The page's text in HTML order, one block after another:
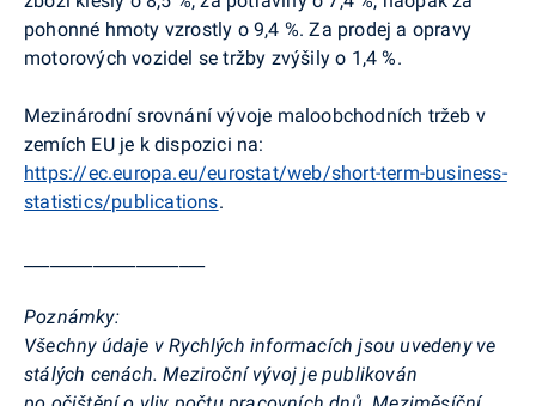
pohonné hmoty vzrostly o 9,4 %. Za prodej a opravy
motorových vozidel se tržby zvýšily o 1,4 %.
Mezinárodní srovnání vývoje maloobchodních tržeb v
zemích EU je k dispozici na:
https://ec.europa.eu/eurostat/web/short-term-business-
statistics/publications.
Poznámky:
Všechny údaje v Rychlých informacích jsou uvedeny ve
stálých cenách. Meziroční vývoj je publikován